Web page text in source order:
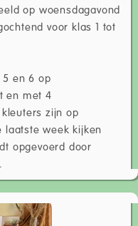
op woensdagavond
voor klas 1 tot
5 en 6 op
en met 4
zijn op
laatste week kijken
opgevoerd door